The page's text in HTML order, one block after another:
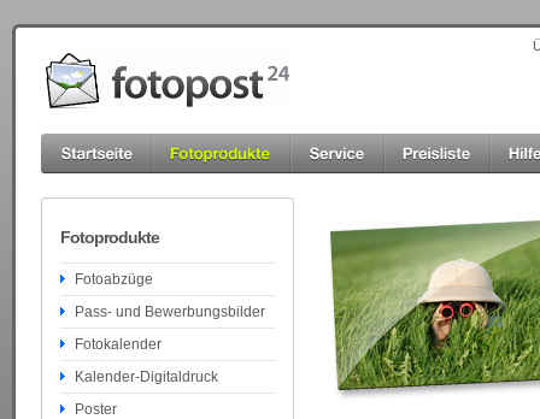
Fotoprodukte
Fotoabzüge
Pass- und Bewerbungsbilder
Fotokalender
Kalender-Digitaldruck
Poster